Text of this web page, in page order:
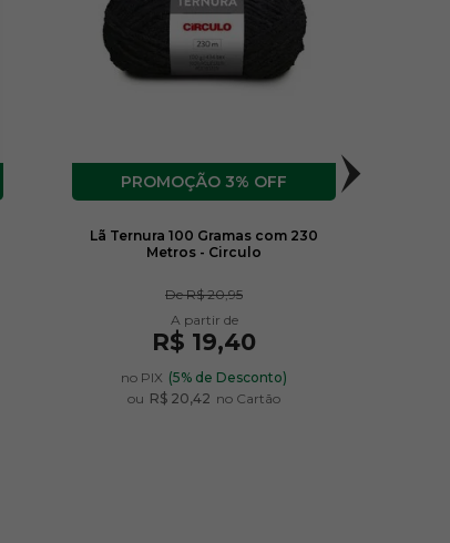
3% OFF
Lã Ternura 100 Gramas com 230
Metros - Circulo
DeR$ 20,95
R$ 19,40
no PIX (5% de Desconto)
ou R$ 20,42 no Cartão